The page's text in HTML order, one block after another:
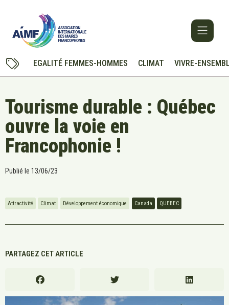
EGALITÉ FEMMES-HOMMES CLIMAT VIVRE-
Tourisme durable : Québec
ouvre la voie en
Francophonie !
Publié le 13/06/23
Attractivité Climat Développement économique Canada QUEBEC
PARTAGEZ CET ARTICLE